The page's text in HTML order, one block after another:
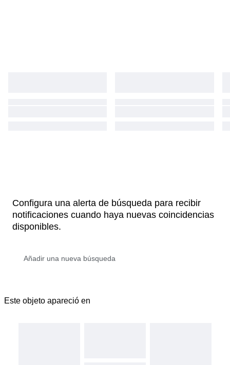
Configura una alerta de búsqueda para recibir
notificaciones cuando haya nuevas coincidencias
disponibles.
Este objeto apareció en